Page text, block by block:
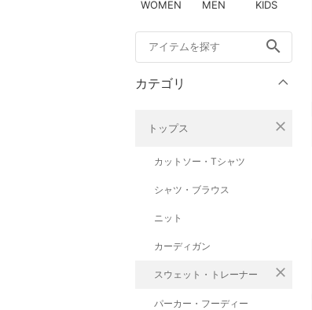
WOMEN MEN KIDS
search
カテゴリ
トップス close
カットソー・Tシャツ
シャツ・ブラウス
ニット
カーディガン
スウェット・トレーナー close
パーカー・フーディー